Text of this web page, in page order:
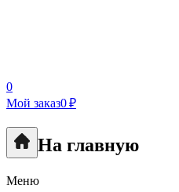
0
Мой заказ0 ₽
На главную
Меню